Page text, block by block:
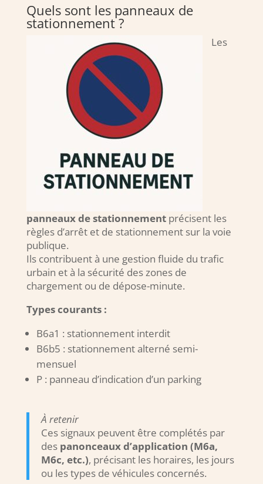
Quels sont les panneaux de
stationnement ?
Les
panneaux de stationnementprécisent les
règles d’arrêt et de stationnement sur la voie
publique.
Ils contribuent à une gestion fluide du trafic
urbain et à la sécurité des zones de
chargement ou de dépose-minute.
Types courants :
B6a1 : stationnement interdit
B6b5 : stationnement alterné semi-
mensuel
P : panneau d’indication d’un parking
À retenir
Ces signaux peuvent être complétés par
des panonceaux d’application (M6a,
M6c, etc.), précisant les horaires, les jours
ou les types de véhicules concernés.